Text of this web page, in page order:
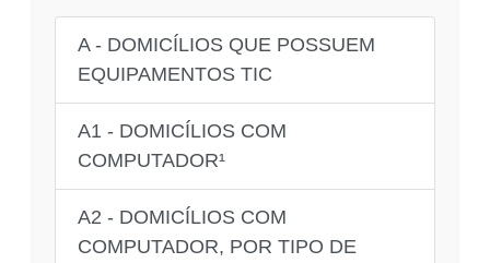
A - DOMICÍLIOS QUE POSSUEM
EQUIPAMENTOS TIC
A1 - DOMICÍLIOS COM
COMPUTADOR¹
A2 - DOMICÍLIOS COM
COMPUTADOR, POR TIPO DE